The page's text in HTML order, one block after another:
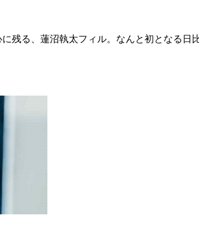
残る、蓮沼執太フィル。なんと初となる日